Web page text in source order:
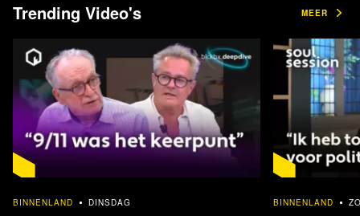
Bergsma en Hamelink
Sietske Bergsma zal morgen samen met Emeritus
Hoogleraar int. communicatie Cees Hamelink de voor- en
nabeschouwing doen en daarmee om 13:00 live aftrappen.
Trending Video's MEER
BINNENLAND
DINSDAG BINNENLAND